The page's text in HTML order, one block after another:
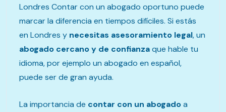
Londres Contar con un abogado oportuno puede
marcar la diferencia en tiempos difíciles. Si estás
en Londres y necesitas asesoramiento legal, un
abogado cercano y de confianzaque hable tu
idioma, por ejemplo un abogado en español,
puede ser de gran ayuda.
La importancia de contar con un abogadoa